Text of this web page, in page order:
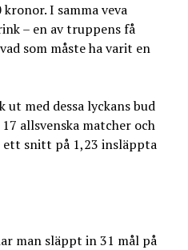
I samma veva
– en av truppens få
som måste ha varit en
med dessa lyckans bud
allsvenska matcher och
ett snitt på 1,23 insläppta
man släppt in 31 mål på